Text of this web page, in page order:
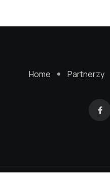
Home Partnerzy